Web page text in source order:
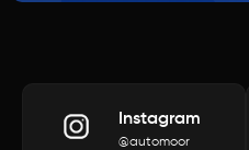
Instagram
@automoor